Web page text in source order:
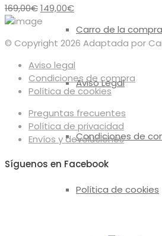
Carro de la compra
Aviso Legal
Condiciones de
Política de cookies
169,00€El
precio
original
era:
169,00€.
149,00€El
actual
es:
149,00€.
© Copyright 2026 Adaptada por
Aviso legal
Condiciones de compra
Política de cookies
Preguntas frecuentes
Política de privacidad
Envíos y devoluciones
Síguenos en Facebook